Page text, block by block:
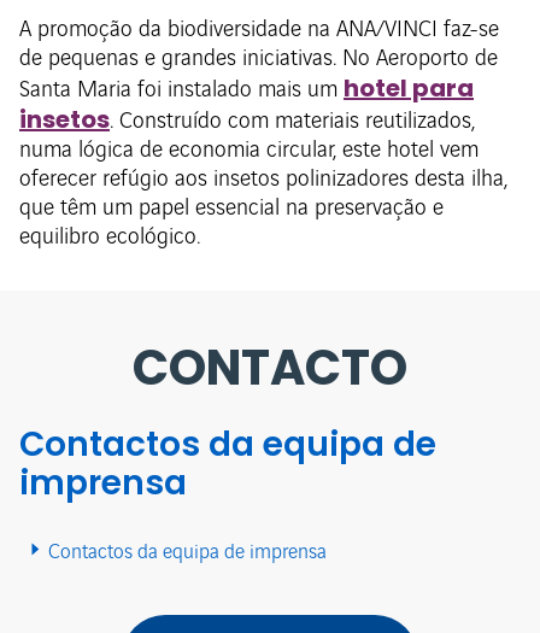
A promoção da biodiversidade na ANA/VINCI faz-se
de pequenas e grandes iniciativas. No Aeroporto de
Santa Maria foi instalado mais um hotel para
insetos. Construído com materiais reutilizados,
numa lógica de economia circular, este hotel vem
oferecer refúgio aos insetos polinizadores desta ilha,
que têm um papel essencial na preservação e
equilibro ecológico.
CONTACTO
Contactos da equipa de
imprensa
Contactos da equipa de imprensa